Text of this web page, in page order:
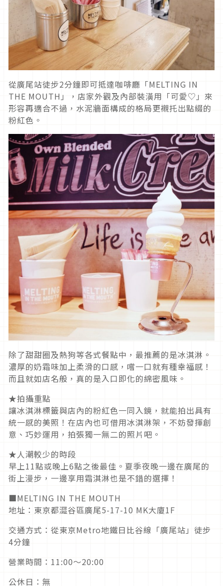
從廣尾站徒步2分鐘即可抵達咖啡廳「MELTING IN
THE MOUTH」，店家外觀及內部裝潢用「可愛♡」來
形容再適合不過，水泥牆面構成的格局更襯托出點綴的
粉紅色。
除了甜甜圈及熱狗等各式餐點中，最推薦的是冰淇淋。
濃厚的奶霜味加上柔滑的口感，嚐一口就有種幸福感！
而且就如店名般，真的是入口即化的綿密風味。
★拍攝重點
讓冰淇淋標籤與店內的粉紅色一同入鏡，就能拍出具有
統一感的美照！在店內也可借用冰淇淋架，不妨發揮創
意、巧妙運用，拍張獨一無二的照片吧。
★人潮較少的時段
早上11點或晚上6點之後最佳。夏季夜晚一邊在廣尾的
街上漫步，一邊享用霜淇淋也是不錯的選擇！
■MELTING IN THE MOUTH
地址：東京都澀谷區廣尾5-17-10 MK大廈1F
交通方式：從東京Metro地鐵日比谷線「廣尾站」徒步
4分鐘
營業時間：11:00～20:00
公休日：無